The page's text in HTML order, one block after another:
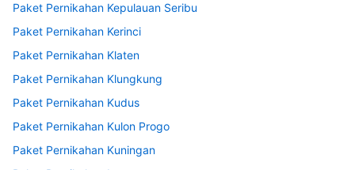
Paket Pernikahan Kepulauan Seribu
Paket Pernikahan Kerinci
Paket Pernikahan Klaten
Paket Pernikahan Klungkung
Paket Pernikahan Kudus
Paket Pernikahan Kulon Progo
Paket Pernikahan Kuningan